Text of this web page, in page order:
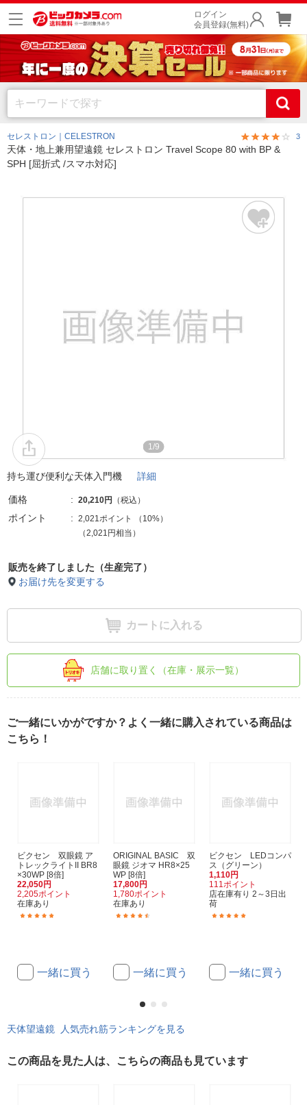
ログイン
会員登録(無料)
セレストロン｜CELESTRON 3
天体・地上兼用望遠鏡 セレストロン Travel Scope 80 with BP &
SPH [屈折式 /スマホ対応]
1/9
持ち運び便利な天体入門機 詳細
価格 20,210円 （税込）
ポイント 2,021ポイント （ 10%）
（2,021円相当）
販売を終了しました（生産完了）
お届け先を変更する
カートに入れる
店舗に取り置く（在庫・展示一覧）
ご一緒にいかがですか？よく一緒に購入されている商品は
こちら！
ビクセン 双眼鏡 ア
トレックライトII BR8
×30WP [8倍]
22,050円
2,205ポイント
在庫あり
一緒に買う
ORIGINAL BASIC 双
眼鏡 ジオマ HR8×25
WP [8倍]
17,800円
1,780ポイント
在庫あり
一緒に買う
ビクセン LEDコンパ
ス（グリーン）
1,110円
111ポイント
店在庫有り 2～3日出
荷
一緒に買う
天体望遠鏡 人気売れ筋ランキングを見る
この商品を見た人は、こちらの商品も見ています